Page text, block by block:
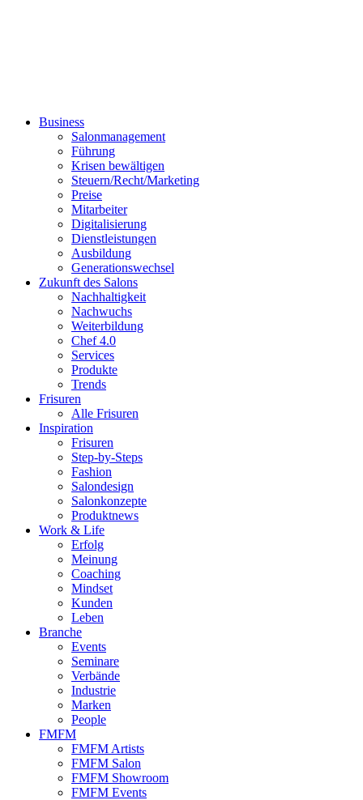
Business
Salonmanagement
Führung
Krisen bewältigen
Steuern/Recht/Marketing
Preise
Mitarbeiter
Digitalisierung
Dienstleistungen
Ausbildung
Generationswechsel
Zukunft des Salons
Nachhaltigkeit
Nachwuchs
Weiterbildung
Chef 4.0
Services
Produkte
Trends
Frisuren
Alle Frisuren
Inspiration
Frisuren
Step-by-Steps
Fashion
Salondesign
Salonkonzepte
Produktnews
Work & Life
Erfolg
Meinung
Coaching
Mindset
Kunden
Leben
Branche
Events
Seminare
Verbände
Industrie
Marken
People
FMFM
FMFM Artists
FMFM Salon
FMFM Showroom
FMFM Events